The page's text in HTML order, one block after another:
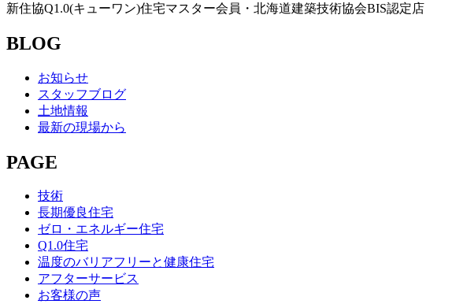
新住協Q1.0(キューワン)住宅マスター会員・北海道建築技術協会BIS認定店
BLOG
お知らせ
スタッフブログ
土地情報
最新の現場から
PAGE
技術
長期優良住宅
ゼロ・エネルギー住宅
Q1.0住宅
温度のバリアフリーと健康住宅
アフターサービス
お客様の声